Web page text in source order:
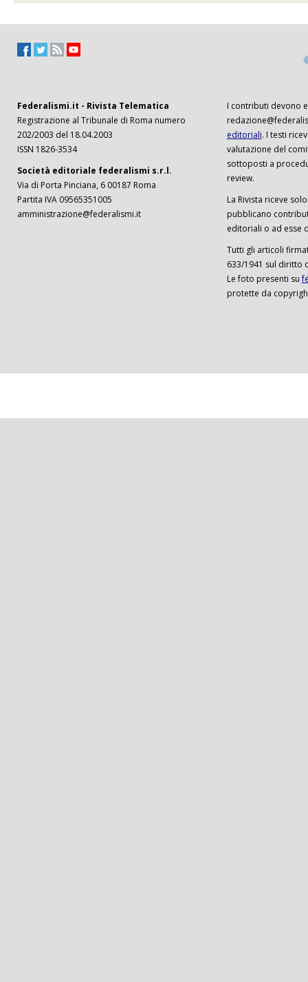
Federalismi.it - Rivista Telematica
Registrazione al Tribunale di Roma numero
202/2003 del 18.04.2003
ISSN 1826-3534
Società editoriale federalismi s.r.l.
Via di Porta Pinciana, 6 00187 Roma
Partita IVA 09565351005
amministrazione@federalismi.it
I contributi devono
editoriali. I testi
valutazione del
sottoposti a
review.
La Rivista riceve
pubblicano
editoriali o ad esse
Tutti gli articoli
633/1941 sul diritto
Le foto presenti su
protette da